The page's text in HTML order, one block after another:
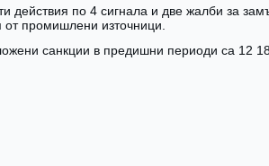
действия по 4 сигнала и две жалби за
промишлени източници.
санкции в предишни периоди са 12